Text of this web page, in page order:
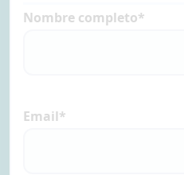
Nombre completo*
Email*